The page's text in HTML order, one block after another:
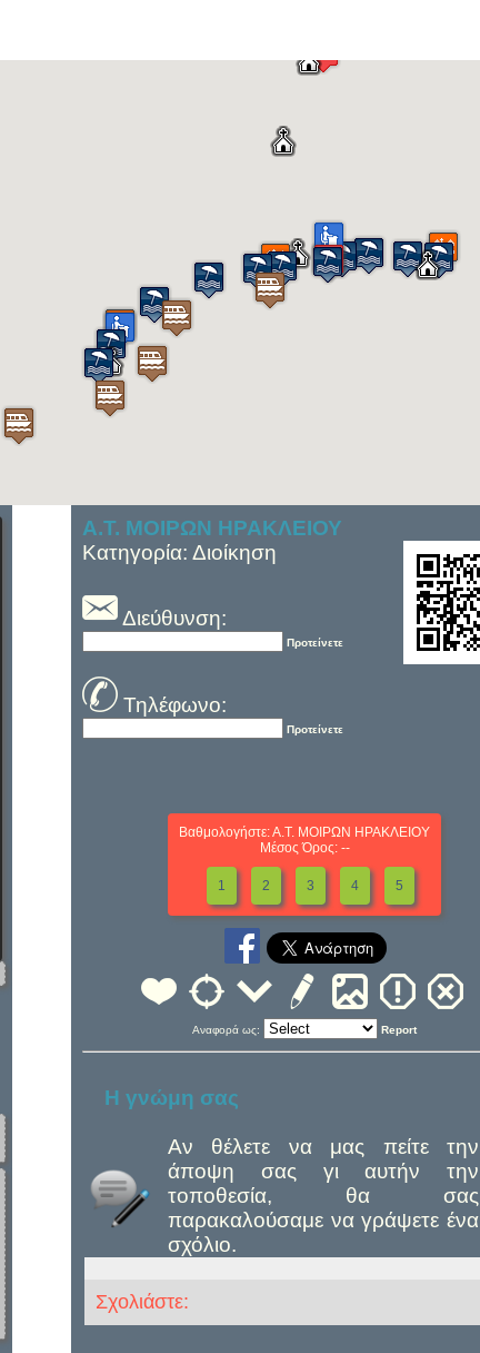
Α.Τ. ΜΟΙΡΩΝ ΗΡΑΚΛΕΙΟΥ
Κατηγορία: Διοίκηση
Διεύθυνση:
Προτείνετε
Τηλέφωνο:
Προτείνετε
Βαθμολογήστε: Α.Τ. ΜΟΙΡΩΝ ΗΡΑΚΛΕΙΟΥ
Μέσος Όρος: --
1 2 3 4 5
Αναφορά ως: Report
Η γνώμη σας
Αν θέλετε να μας πείτε την
άποψη σας γι αυτήν την
τοποθεσία, θα σας
παρακαλούσαμε να γράψετε ένα
σχόλιο.
Σχολιάστε: